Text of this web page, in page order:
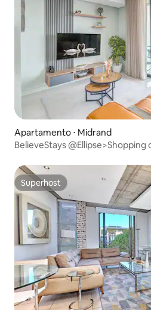
Apartamento ⋅ Midrand
BelieveStays
Superhost
Superhost